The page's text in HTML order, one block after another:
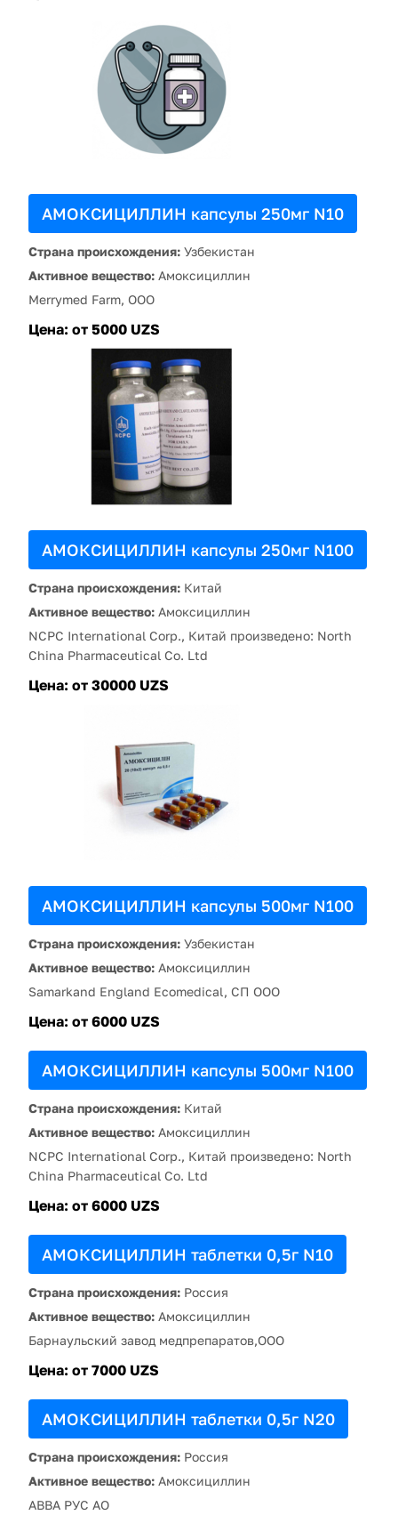
АМОКСИЦИЛЛИН капсулы 250мг N10
Страна происхождения: Узбекистан
Активное вещество: Амоксициллин
Merrymed Farm, ООО
Цена: от 5000 UZS
АМОКСИЦИЛЛИН капсулы 250мг N100
Страна происхождения: Китай
Активное вещество: Амоксициллин
NCPC International Corp., Китай произведено: North
China Pharmaceutical Co. Ltd
Цена: от 30000 UZS
АМОКСИЦИЛЛИН капсулы 500мг N100
Страна происхождения: Узбекистан
Активное вещество: Амоксициллин
Samarkand England Ecomedical, СП ООО
Цена: от 6000 UZS
АМОКСИЦИЛЛИН капсулы 500мг N100
Страна происхождения: Китай
Активное вещество: Амоксициллин
NCPC International Corp., Китай произведено: North
China Pharmaceutical Co. Ltd
Цена: от 6000 UZS
АМОКСИЦИЛЛИН таблетки 0,5г N10
Страна происхождения: Россия
Активное вещество: Амоксициллин
Барнаульский завод медпрепаратов,ООО
Цена: от 7000 UZS
АМОКСИЦИЛЛИН таблетки 0,5г N20
Страна происхождения: Россия
Активное вещество: Амоксициллин
АВВА РУС АО